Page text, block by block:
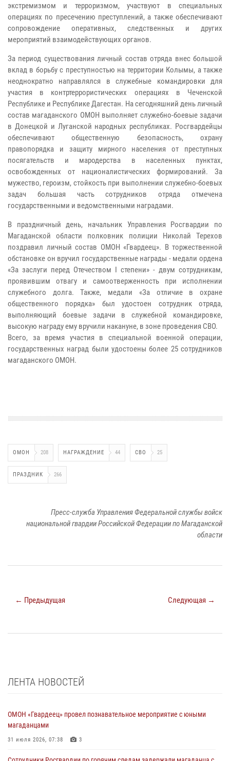
экстремизмом и терроризмом, участвуют в специальных
операциях по пресечению преступлений, а также обеспечивают
сопровождение оперативных, следственных и других
мероприятий взаимодействующих органов.
За период существования личный состав отряда внес большой
вклад в борьбу с преступностью на территории Колымы, а также
неоднократно направлялся в служебные командировки для
участия в контртеррористических операциях в Чеченской
Республике и Республике Дагестан. На сегодняшний день личный
состав магаданского ОМОН выполняет служебно-боевые задачи
в Донецкой и Луганской народных республиках. Росгвардейцы
обеспечивают общественную безопасность, охрану
правопорядка и защиту мирного населения от преступных
посягательств и мародерства в населенных пунктах,
освобожденных от националистических формирований. За
мужество, героизм, стойкость при выполнении служебно-боевых
задач большая часть сотрудников отряда отмечена
государственными и ведомственными наградами.
В праздничный день, начальник Управления Росгвардии по
Магаданской области полковник полиции Николай Терехов
поздравил личный состав ОМОН «Гвардеец». В торжественной
обстановке он вручил государственные награды - медали ордена
«За заслуги перед Отечеством I степени» - двум сотрудникам,
проявившим отвагу и самоотверженность при исполнении
служебного долга. Также, медали «За отличие в охране
общественного порядка» был удостоен сотрудник отряда,
выполняющий боевые задачи в служебной командировке,
высокую награду ему вручили накануне, в зоне проведения СВО.
Всего, за время участия в специальной военной операции,
государственных наград были удостоены более 25 сотрудников
магаданского ОМОН.
ОМОН 208 НАГРАЖДЕНИЕ 44 СВО 25
ПРАЗДНИК 266
Пресс-служба Управления Федеральной службы войск
национальной гвардии Российской Федерации по Магаданской
области
← Предыдущая Следующая →
ЛЕНТА НОВОСТЕЙ
ОМОН «Гвардеец» провел познавательное мероприятие с юными
магаданцами
31 июля 2026, 07:38 3